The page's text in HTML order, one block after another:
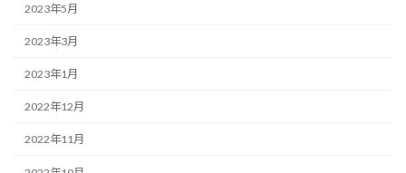
2023年5月
2023年3月
2023年1月
2022年12月
2022年11月